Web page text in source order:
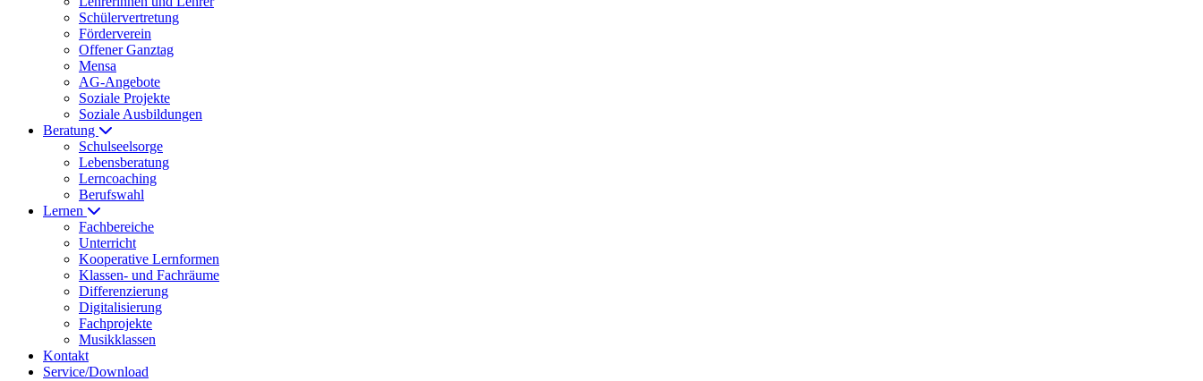
Schülervertretung
Förderverein
Offener Ganztag
Mensa
AG-Angebote
Soziale Projekte
Soziale Ausbildungen
Beratung
Schulseelsorge
Lebensberatung
Lerncoaching
Berufswahl
Lernen
Fachbereiche
Unterricht
Kooperative Lernformen
Klassen- und Fachräume
Differenzierung
Digitalisierung
Fachprojekte
Musikklassen
Kontakt
Service/Download